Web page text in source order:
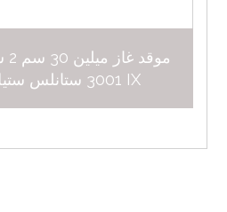
3001 IX ستانلس ستيل 3900 وات